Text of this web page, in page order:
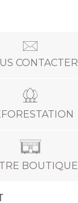
CONTACTER
BOUTIQUE